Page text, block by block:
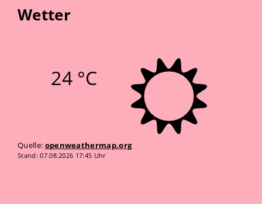
Wetter
24 °C
Quelle: openweathermap.org
Stand: 07.08.2026 17:45 Uhr